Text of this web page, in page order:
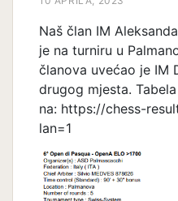
Naš član IM
je na turniru u
članova uvećao je IM
drugog mjesta.
na: https://chess-
lan=1